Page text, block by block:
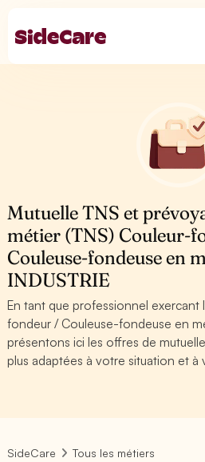
Mutuelle TNS et
métier (TNS) Couleur-
Couleuse-fondeuse en
INDUSTRIE
En tant que professionnel exercant
fondeur / Couleuse-fondeuse en
présentons ici les offres de
plus adaptées à votre situation et à
SideCare
Tous les métiers